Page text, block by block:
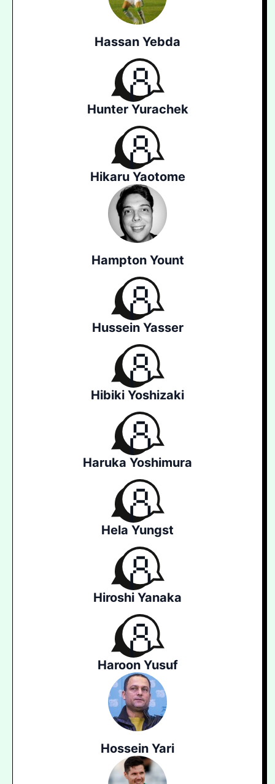
Hassan Yebda
Hunter Yurachek
Hikaru Yaotome
Hampton Yount
Hussein Yasser
Hibiki Yoshizaki
Haruka Yoshimura
Hela Yungst
Hiroshi Yanaka
Haroon Yusuf
Hossein Yari